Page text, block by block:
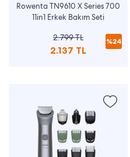
Rowenta TN9610 X Series 700
11in1 Erkek Bakım Seti
2.799 TL
2.137 TL
%24